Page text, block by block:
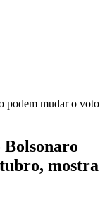
podem mudar o voto
Bolsonaro
mostra